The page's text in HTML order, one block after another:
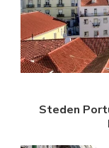
Steden